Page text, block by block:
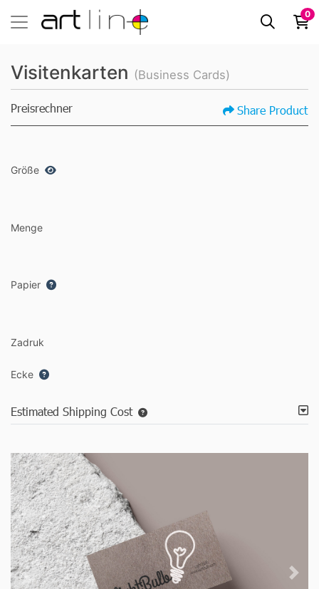
0
Visitenkarten (Business Cards)
Preisrechner Share Product
Größe
Menge
Papier
Zadruk
Ecke
Estimated Shipping Cost